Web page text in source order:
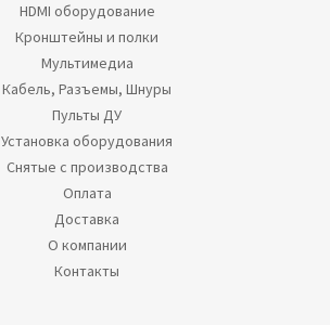
HDMI оборудование
Кронштейны и полки
Мультимедиа
Кабель, Разъемы, Шнуры
Пульты ДУ
Установка оборудования
Снятые с производства
Оплата
Доставка
О компании
Контакты